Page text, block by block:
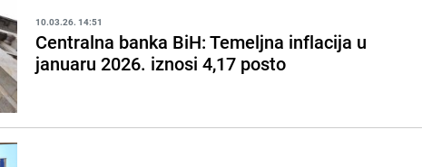
10.03.26. 14:51
Centralna banka BiH: Temeljna inflacija u
januaru 2026. iznosi 4,17 posto